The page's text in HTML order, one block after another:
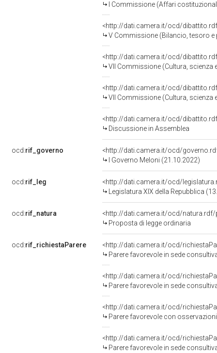
I Commissione (Affari
<http://dati.camera.it/ocd/
V Commissione (Bilancio, tesoro
<http://dati.camera.it/ocd/
VII Commissione (Cultura, scienza
<http://dati.camera.it/ocd/
VII Commissione (Cultura, scienza
<http://dati.camera.it/ocd/
Discussione in Assemblea
ocd:rif_governo
<http://dati.camera.it/ocd/
I Governo Meloni (21.10.2022)
ocd:rif_leg
<http://dati.camera.it/ocd/
Legislatura XIX della Repubblica
ocd:rif_natura
<http://dati.camera.it/ocd/natura.rdf/
Proposta di legge ordinaria
ocd:rif_richiestaParere
<http://dati.camera.it/ocd/
Parere favorevole in sede
<http://dati.camera.it/ocd/
Parere favorevole in sede
<http://dati.camera.it/ocd/
Parere favorevole con
<http://dati.camera.it/ocd/
Parere favorevole in sede